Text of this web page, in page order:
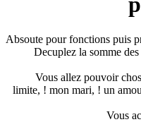
Absoute pour fonctions puis
Decuplez la somme
Vous allez pouvoir
limite, ! mon mari, ! un
Vous